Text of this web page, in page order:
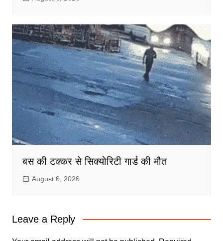
बस की टक्कर से सिक्योरिटी गार्ड की मौत
August 6, 2026
Leave a Reply